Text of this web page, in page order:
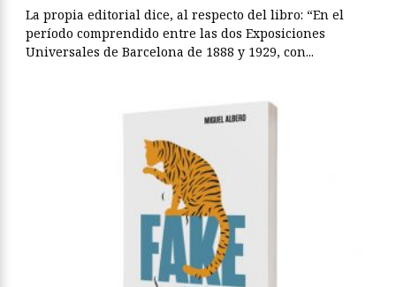
La propia editorial dice, al respecto del libro: “En el
período comprendido entre las dos Exposiciones
Universales de Barcelona de 1888 y 1929, con...